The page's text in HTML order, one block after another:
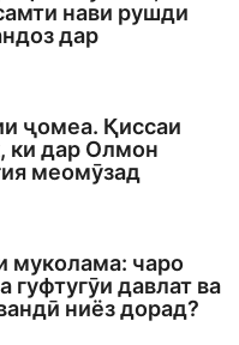
нави рушди
дар
ҷомеа. Қиссаи
ки дар Олмон
меомӯзад
муколама: чаро
гуфтугӯи давлат ва
ниёз дорад?